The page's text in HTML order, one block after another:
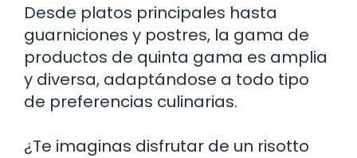
Desde platos principales hasta
guarniciones y postres, la gama de
productos de quinta gama es amplia
y diversa, adaptándose a todo tipo
de preferencias culinarias.
¿Te imaginas disfrutar de un risotto